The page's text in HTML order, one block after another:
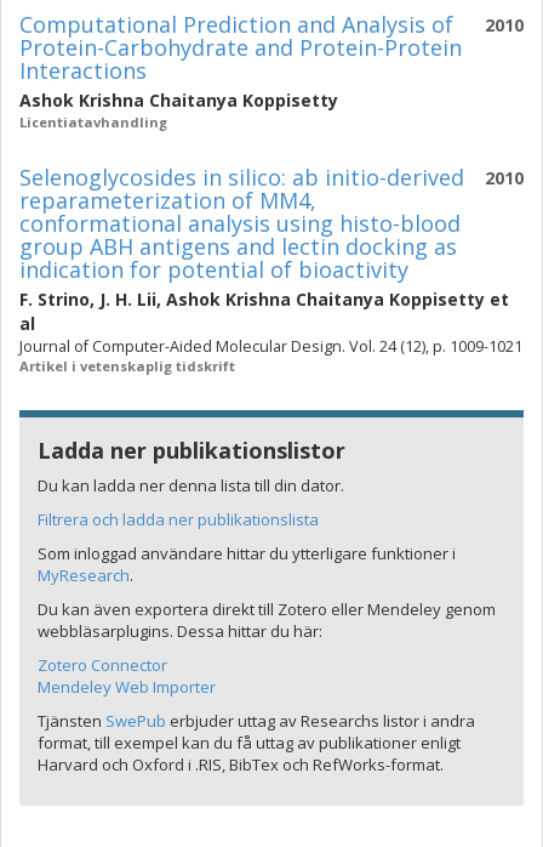
2010
Computational Prediction and Analysis of
Protein-Carbohydrate and Protein-Protein
Interactions
Ashok Krishna Chaitanya Koppisetty
Licentiatavhandling
2010
Selenoglycosides in silico: ab initio-derived
reparameterization of MM4,
conformational analysis using histo-blood
group ABH antigens and lectin docking as
indication for potential of bioactivity
F. Strino, J. H. Lii, Ashok Krishna Chaitanya Koppisetty et
al
Journal of Computer-Aided Molecular Design. Vol. 24 (12), p. 1009-1021
Artikel i vetenskaplig tidskrift
Ladda ner publikationslistor
Du kan ladda ner denna lista till din dator.
Filtrera och ladda ner publikationslista
Som inloggad användare hittar du ytterligare funktioner i
MyResearch.
Du kan även exportera direkt till Zotero eller Mendeley genom
webbläsarplugins. Dessa hittar du här:
Zotero Connector
Mendeley Web Importer
Tjänsten SwePub erbjuder uttag av Researchs listor i andra
format, till exempel kan du få uttag av publikationer enligt
Harvard och Oxford i .RIS, BibTex och RefWorks-format.